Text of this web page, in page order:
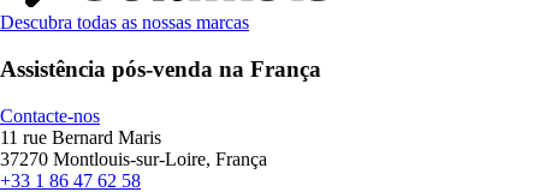
Descubra todas as nossas marcas
Assistência pós-venda na França
Contacte-nos
11 rue Bernard Maris
37270 Montlouis-sur-Loire, França
+33 1 86 47 62 58